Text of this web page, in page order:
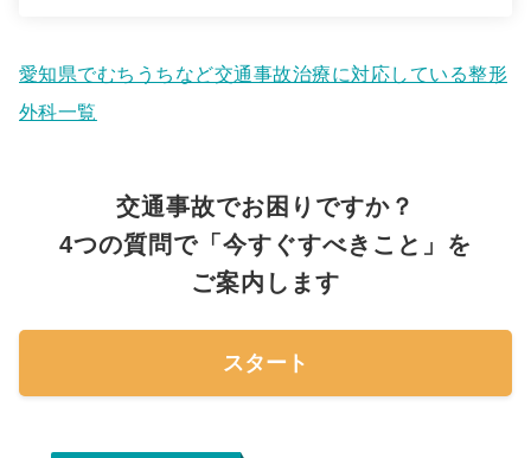
愛知県でむちうちなど交通事故治療に対応している整形
外科一覧
交通事故でお困りですか？
4つの質問で「今すぐすべきこと」を
ご案内します
スタート